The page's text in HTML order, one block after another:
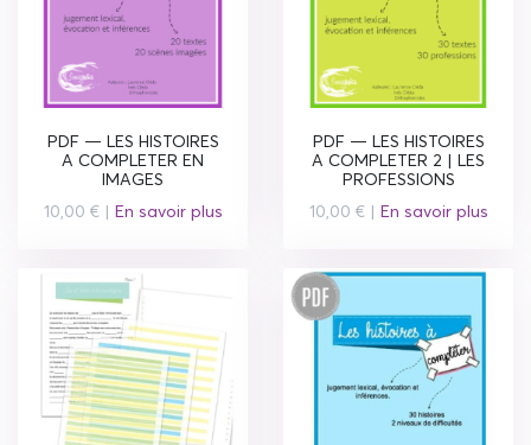
PDF — LES HISTOIRES
A COMPLETER EN
IMAGES
10,00 € | En savoir plus
PDF — LES HISTOIRES
A COMPLETER 2 | LES
PROFESSIONS
10,00 € | En savoir plus